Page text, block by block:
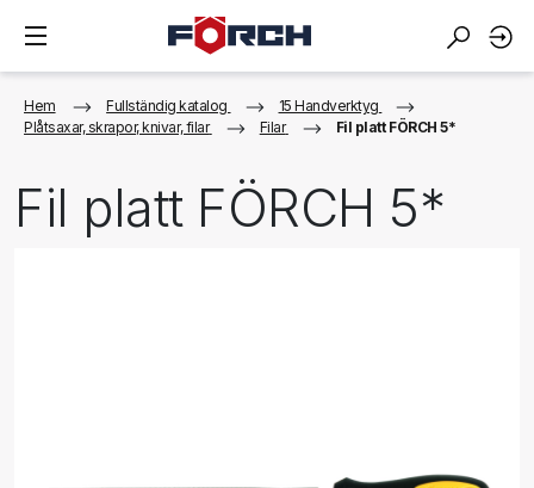
Hem Fullständig katalog
15 Handverktyg
Plåtsaxar, skrapor, knivar, filar
Filar Fil platt FÖRCH 5*
Fil platt FÖRCH 5*